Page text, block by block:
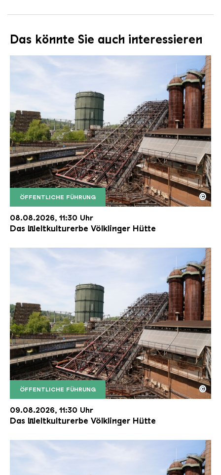
Das könnte Sie auch interessieren
ÖFFENTLICHE FÜHRUNG
Der Erzschrägaufzug der Völklinger Hütte mit
Copyright: Weltkulturerbe Völklinger Hütte | Karl
©
08.08.2026, 11:30 Uhr
Das Weltkulturerbe Völklinger Hütte
ÖFFENTLICHE FÜHRUNG
Der Erzschrägaufzug der Völklinger Hütte mit
Copyright: Weltkulturerbe Völklinger Hütte | Karl
©
09.08.2026, 11:30 Uhr
Das Weltkulturerbe Völklinger Hütte